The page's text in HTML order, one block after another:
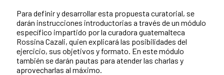
Para definir y desarrollar esta propuesta curatorial, se
darán instrucciones introductorias a través de un módulo
específico impartido por la curadora guatemalteca
Rossina Cazali, quien explicará las posibilidades del
ejercicio, sus objetivos y formato. En este módulo
también se darán pautas para atender las charlas y
aprovecharlas al máximo.